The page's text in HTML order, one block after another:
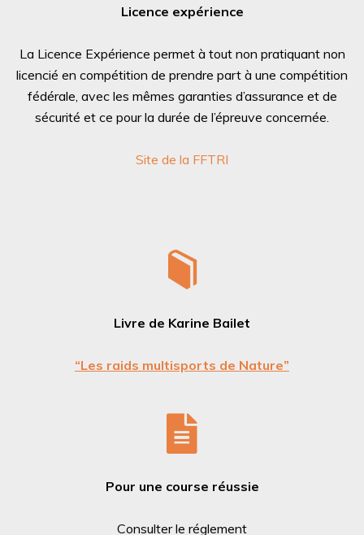
Licence expérience
La Licence Expérience permet à tout non pratiquant non
licencié en compétition de prendre part à une compétition
fédérale, avec les mêmes garanties d’assurance et de
sécurité et ce pour la durée de l’épreuve concernée.
Site de la FFTRI
Livre de Karine Bailet
“Les raids multisports de Nature”
Pour une course réussie
Consulter le réglement